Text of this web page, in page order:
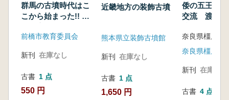
群馬の古墳時代はこ
こから始まった!! 朝
前橋市教育委員会
新刊 在庫なし
古書 1 点
550 円
近畿地方の装飾古墳
熊本県立装飾古墳館
新刊 在庫なし
古書 1 点
1,650 円
倭の五王時
交流 渡来人
新刊 在庫なし
古書 4 点